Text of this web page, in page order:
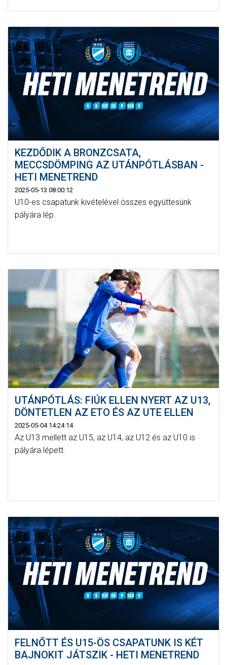
KEZDŐDIK A BRONZCSATA,
MECCSDÖMPING AZ UTÁNPÓTLÁSBAN -
HETI MENETREND
2025-05-13 08:00:12
U10-es csapatunk kivételével összes együttesünk
pályára lép.
UTÁNPÓTLÁS: FIÚK ELLEN NYERT AZ U13,
DÖNTETLEN AZ ETO ÉS AZ UTE ELLEN
2025-05-04 14:24:14
Az U13 mellett az U15, az U14, az U12 és az U10 is
pályára lépett.
FELNŐTT ÉS U15-ÖS CSAPATUNK IS KÉT
BAJNOKIT JÁTSZIK - HETI MENETREND